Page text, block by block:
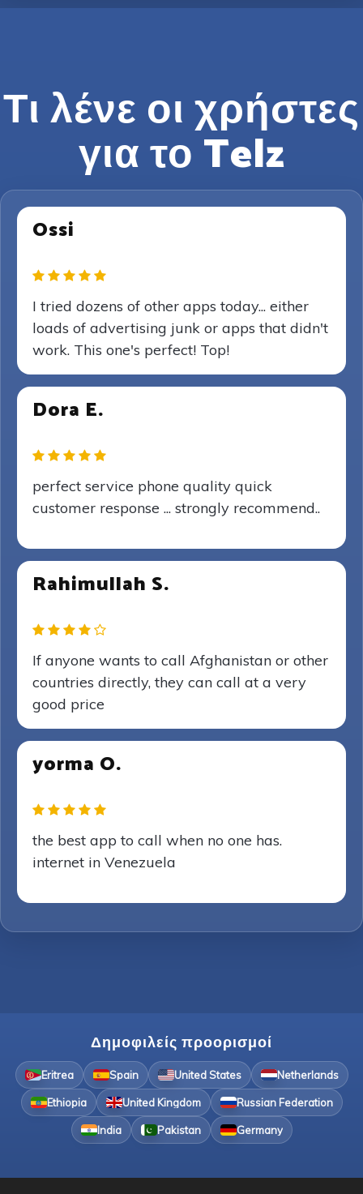
Τι λένε οι χρήστες
για το Telz
Ossi
I tried dozens of other apps today... either
loads of advertising junk or apps that didn't
work. This one's perfect! Top!
Dora E.
perfect service phone quality quick
customer response ... strongly recommend..
Rahimullah S.
If anyone wants to call Afghanistan or other
countries directly, they can call at a very
good price
yorma O.
the best app to call when no one has.
internet in Venezuela
Δημοφιλείς προορισμοί
Eritrea Spain United States Netherlands
Ethiopia United Kingdom Russian Federation
India Pakistan Germany